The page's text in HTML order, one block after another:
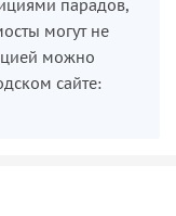
парадов,
могут не
можно
сайте: